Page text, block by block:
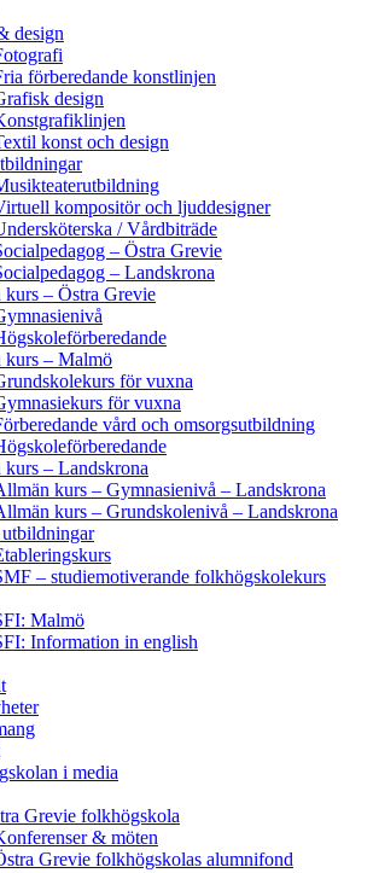
design
förberedande konstlinjen
design
konst och design
kompositör och ljuddesigner
/ Vårdbiträde
– Östra Grevie
– Landskrona
– Östra Grevie
kurs – Malmö
för vuxna
för vuxna
vård och omsorgsutbildning
– Landskrona
kurs – Gymnasienivå – Landskrona
kurs – Grundskolenivå – Landskrona
– studiemotiverande folkhögskolekurs
Malmö
Information in english
i media
Grevie folkhögskola
& möten
Grevie folkhögskolas alumnifond